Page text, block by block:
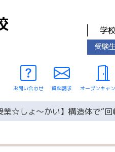
学
受験
お問い合わせ 資料請求 オープンキャ
業☆しょ～かい】構造体で“